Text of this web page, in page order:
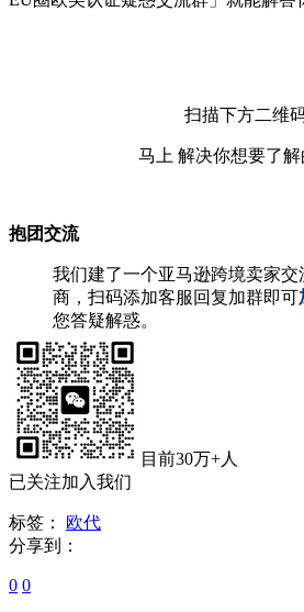
扫描下方二维
马上 解决你想要了解
抱团交流
我们建了一个亚马逊跨境卖家
商，扫码添加客服回复加群即可
您答疑解惑。
目前30万+人
已关注加入我们
标签：
欧代
分享到：
0 0